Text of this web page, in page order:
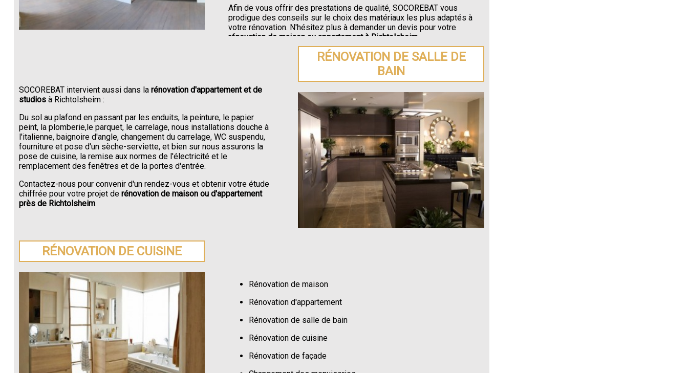
Afin de vous offrir des prestations de qualité, SOCOREBAT vous
prodigue des conseils sur le choix des matériaux les plus adaptés à
votre rénovation. N'hésitez plus à demander un devis pour votre
rénovation de maison ou appartement à Richtolsheim.
RÉNOVATION DE SALLE DE
BAIN
SOCOREBAT intervient aussi dans la rénovation d'appartement et de
studiosà Richtolsheim :
Du sol au plafond en passant par les enduits, la peinture, le papier
peint, la plomberie,le parquet, le carrelage, nous installations douche à
l'italienne, baignoire d'angle, changement du carrelage, WC suspendu,
fourniture et pose d'un sèche-serviette, et bien sur nous assurons la
pose de cuisine, la remise aux normes de l'électricité et le
remplacement des fenêtres et de la portes d'entrée.
Contactez-nous pour convenir d'un rendez-vous et obtenir votre étude
chiffrée pour votre projet derénovation de maison ou d'appartement
près de Richtolsheim.
RÉNOVATION DE CUISINE
Rénovation de maison
Rénovation d'appartement
Rénovation de salle de bain
Rénovation de cuisine
Rénovation de façade